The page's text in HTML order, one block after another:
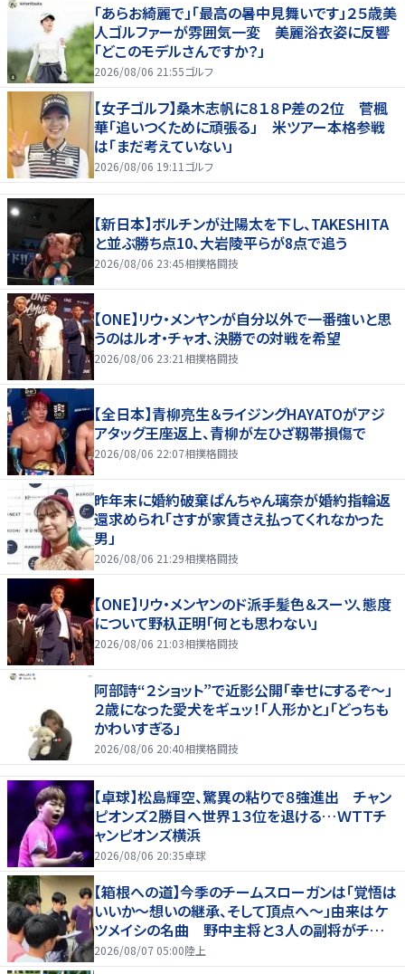
「あらお綺麗で」「最高の暑中見舞いです」２５歳美
人ゴルファーが雰囲気一変 美麗浴衣姿に反響
「どこのモデルさんですか？」
2026/08/06 21:55ゴルフ
【女子ゴルフ】桑木志帆に８１８Ｐ差の２位 菅楓
華「追いつくために頑張る」 米ツアー本格参戦
は「まだ考えていない」
2026/08/06 19:11 ゴルフ
【新日本】ボルチンが辻陽太を下し、TAKESHITA
と並ぶ勝ち点10、大岩陵平らが8点で追う
2026/08/06 23:45相撲格闘技
【ONE】リウ・メンヤンが自分以外で一番強いと思
うのはルオ・チャオ、決勝での対戦を希望
2026/08/06 23:21 相撲格闘技
【全日本】青柳亮生＆ライジングHAYATOがアジ
アタッグ王座返上、青柳が左ひざ靱帯損傷で
2026/08/06 22:07相撲格闘技
昨年末に婚約破棄ぱんちゃん璃奈が婚約指輪返
還求められ「さすが家賃さえ払ってくれなかった
男」
2026/08/06 21:29相撲格闘技
【ONE】リウ・メンヤンのド派手髪色＆スーツ、態度
について野杁正明「何とも思わない」
2026/08/06 21:03相撲格闘技
阿部詩“２ショット”で近影公開「幸せにするぞ〜」
２歳になった愛犬をギュッ！「人形かと」「どっちも
かわいすぎる」
2026/08/06 20:40相撲格闘技
【卓球】松島輝空、驚異の粘りで８強進出 チャン
ピオンズ２勝目へ世界１３位を退ける…ＷＴＴチ
ャンピオンズ横浜
2026/08/06 20:35卓球
【箱根への道】今季のチームスローガンは「覚悟は
いいか～想いの継承、そして頂点へ～」由来はケ
ツメイシの名曲 野中主将と３人の副将がチーム
を引っ張る…夏合宿特集第１弾、国学院大
2026/08/07 05:00陸上